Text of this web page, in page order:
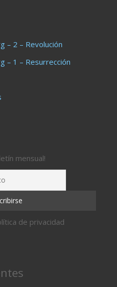
– 2 – Revolución
– 1 – Resurrección
mensual!
de privacidad